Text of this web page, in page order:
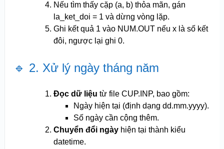
Nếu tìm thấy cặp (a, b) thỏa mãn, gán
la_ket_doi = 1 và dừng vòng lặp.
Ghi kết quả 1 vào NUM.OUT nếu x là số kết
đôi, ngược lại ghi 0.
🔹 2. Xử lý ngày tháng năm
Đọc dữ liệu từ file CUP.INP, bao gồm:
Ngày hiện tại (định dạng dd.mm.yyyy).
Số ngày cần cộng thêm.
Chuyển đổi ngàyhiện tại thành kiểu
datetime.